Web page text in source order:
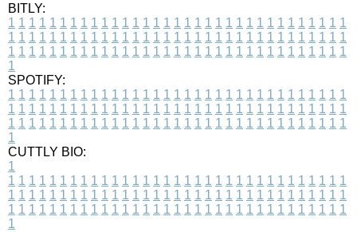
BITLY:
1 1 1 1 1 1 1 1 1 1 1 1 1 1 1 1 1 1 1 1 1 1 1 1 1 1 1 1 1 1 1 1 1
1 1 1 1 1 1 1 1 1 1 1 1 1 1 1 1 1 1 1 1 1 1 1 1 1 1 1 1 1 1 1 1 1
1 1 1 1 1 1 1 1 1 1 1 1 1 1 1 1 1 1 1 1 1 1 1 1 1 1 1 1 1 1 1 1 1
1
SPOTIFY:
1 1 1 1 1 1 1 1 1 1 1 1 1 1 1 1 1 1 1 1 1 1 1 1 1 1 1 1 1 1 1 1 1
1 1 1 1 1 1 1 1 1 1 1 1 1 1 1 1 1 1 1 1 1 1 1 1 1 1 1 1 1 1 1 1 1
1 1 1 1 1 1 1 1 1 1 1 1 1 1 1 1 1 1 1 1 1 1 1 1 1 1 1 1 1 1 1 1 1
1
CUTTLY BIO:
1
1 1 1 1 1 1 1 1 1 1 1 1 1 1 1 1 1 1 1 1 1 1 1 1 1 1 1 1 1 1 1 1 1
1 1 1 1 1 1 1 1 1 1 1 1 1 1 1 1 1 1 1 1 1 1 1 1 1 1 1 1 1 1 1 1 1
1 1 1 1 1 1 1 1 1 1 1 1 1 1 1 1 1 1 1 1 1 1 1 1 1 1 1 1 1 1 1 1 1
1